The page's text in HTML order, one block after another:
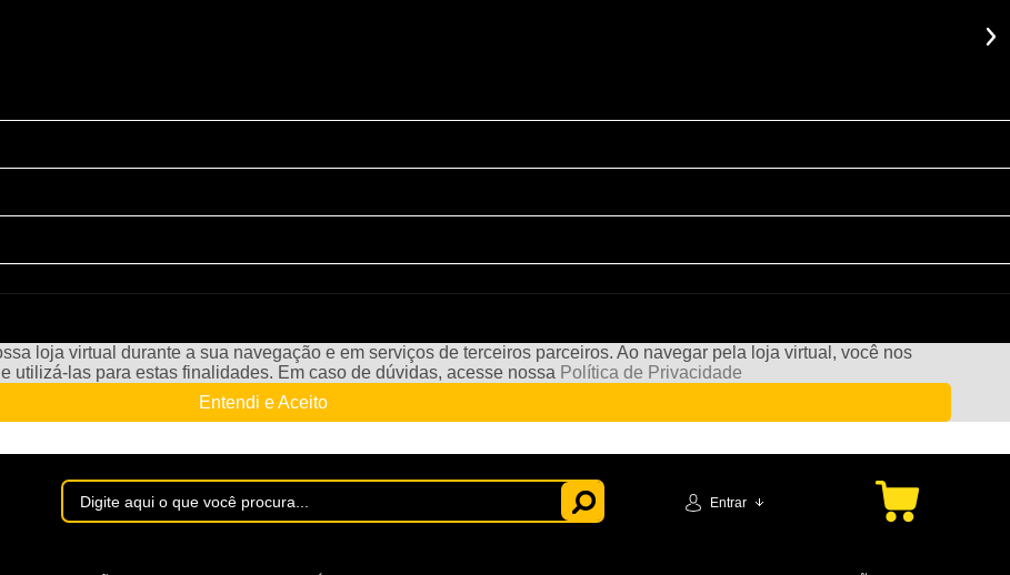
loja virtual durante a sua navegação e em serviços de terceiros parceiros. Ao navegar pela loja virtual, você nos
utilizá-las para estas finalidades. Em caso de dúvidas, acesse nossa Política de Privacidade
Entendi e Aceito
Entrar